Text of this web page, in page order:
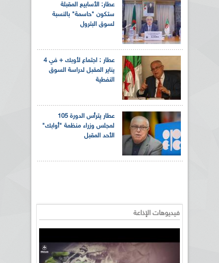
عطار: الأسابيع المقبلة
ستكون "حاسمة" بالنسبة
لسوق البترول
عطار : اجتماع لأوبك + في 4
يناير المقبل لدراسة السوق
النفطية
عطار يترأس الدورة 105
لمجلس وزراء منظمة "أوابك"
الأحد المقبل
فيديوهات الإذاعة